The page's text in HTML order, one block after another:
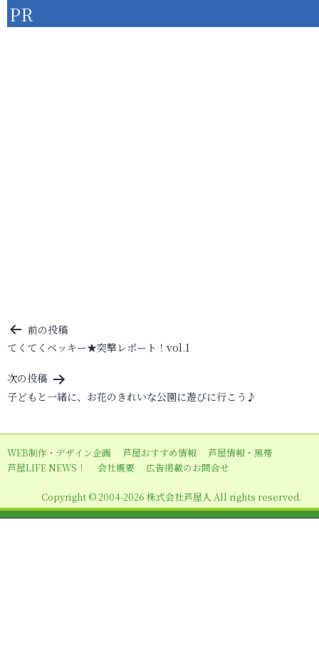
PR
投
稿
ナ
ビ
ー
シ
ン
前の投稿
てくてくベッキー★突撃レポート！vol.1
次の投稿
子どもと一緒に、お花のきれいな公園に遊びに行こう♪
WEB制作・デザイン企画 芦屋おすすめ情報
芦屋情報・黒帯
芦屋LIFE NEWS！
会社概要 広告掲載のお問合せ
Copyright © 2004-2026 株式会社芦屋人 All rights reserved.